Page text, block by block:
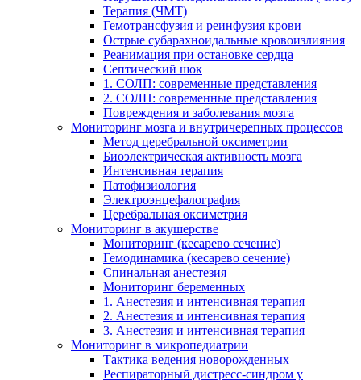
Терапия (ЧМТ)
Гемотрансфузия и реинфузия крови
Острые субарахноидальные кровоизлияния
Реанимация при остановке сердца
Септический шок
1. СОЛП: современные представления
2. СОЛП: современные представления
Повреждения и заболевания мозга
Мониторинг мозга и внутричерепных процессов
Метод церебральной оксиметрии
Биоэлектрическая активность мозга
Интенсивная терапия
Патофизиология
Электроэнцефалография
Церебральная оксиметрия
Мониторинг в акушерстве
Мониторинг (кесарево сечение)
Гемодинамика (кесарево сечение)
Спинальная анестезия
Мониторинг беременных
1. Анестезия и интенсивная терапия
2. Анестезия и интенсивная терапия
3. Анестезия и интенсивная терапия
Мониторинг в микропедиатрии
Тактика ведения новорожденных
Респираторный дистресс-синдром у